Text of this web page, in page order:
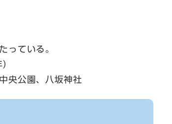
っている。
央公園、八坂神社